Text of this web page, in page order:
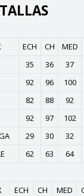
ECH CH MED
35 36 37
92 96 100
82 88 92
92 97 102
29 30 32
62 63 64
ECH CH MED